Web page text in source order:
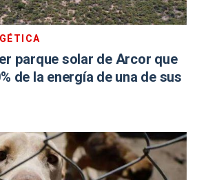
parque solar de Arcor que
de la energía de una de sus